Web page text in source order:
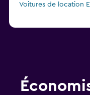
Voitures de location